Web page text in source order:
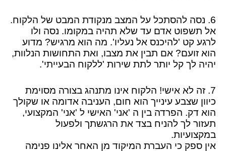
6. נסה להסתכל על המצב מנקודת המבט של הלקוח.
אל תשפוט אדם עד שלא תהיה במקומו. נסה ולו
לרגע קט 'להיכנס אל נעליו'. מה הוא מרגיש? מדוע
הוא זועם? אם תבין את מצבו, ואת התחושות הנלוות,
יהיה לך קל יותר לתת שירות 'ללקוח הבעייתי'.
7. זה לא אישי! הלקוח אינו מתנהג בצורה מסוימת
כיוון שצבע עינייך הוא חום, העניבה אדומה או שקולך
הוא דק. הפרדה בין ה 'אני' האישי ל 'אני' המקצועי,
תעזור לך להניח בצד את הרגשתך ולפעול
במקצועיות.
אין ספק כי העברת המיקוד מן האחר אלינו פנימה